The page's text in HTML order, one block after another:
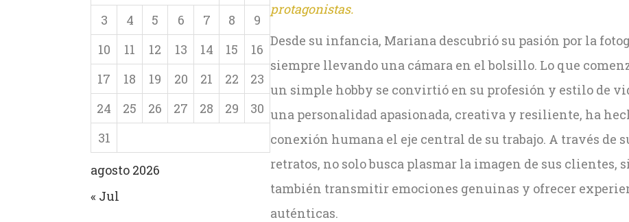
agosto 2026
3
4 5 6 7 8
9
10
11 12 13 14 15
16
17
18 19 20 21 22
23
24
25 26 27 28 29
30
31
« Jul
protagonistas.
Desde su infancia, Mariana descubrió su pasión por la
siempre llevando una cámara en el bolsillo. Lo que
un simple hobby se convirtió en su profesión y estilo de
una personalidad apasionada, creativa y resiliente, ha
conexión humana el eje central de su trabajo. A través de
retratos, no solo busca plasmar la imagen de sus clientes,
también transmitir emociones genuinas y ofrecer
auténticas.